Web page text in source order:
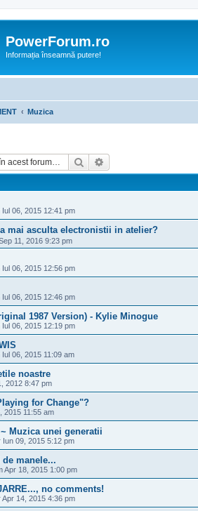
PowerForum.ro
Informația înseamnă putere!
Muzica
Căutare
Iul 06, 2015 12:41 pm
mai asculta electronistii in atelier?
11, 2016 9:23 pm
Iul 06, 2015 12:56 pm
Iul 06, 2015 12:46 pm
1987 Version) - Kylie Minogue
Iul 06, 2015 12:19 pm
Iul 06, 2015 11:09 am
noastre
2012 8:47 pm
for Change"?
2015 11:55 am
Muzica unei generatii
Iun 09, 2015 5:12 pm
manele...
Apr 18, 2015 1:00 pm
no comments!
Apr 14, 2015 4:36 pm